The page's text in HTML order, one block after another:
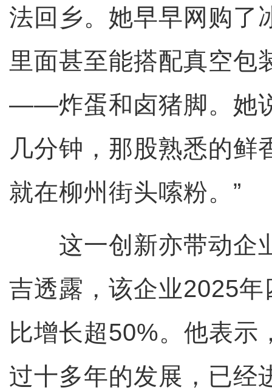
法回乡。她早早网购了
里面甚至能搭配真空包
——炸蛋和卤猪脚。她
几分钟，那股熟悉的鲜
就在柳州街头嗦粉。”
这一创新亦带动企
吉透露，该企业2025
比增长超50%。他表示
过十多年的发展，已经